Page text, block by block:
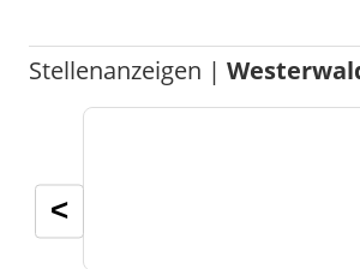
Stellenanzeigen |
<